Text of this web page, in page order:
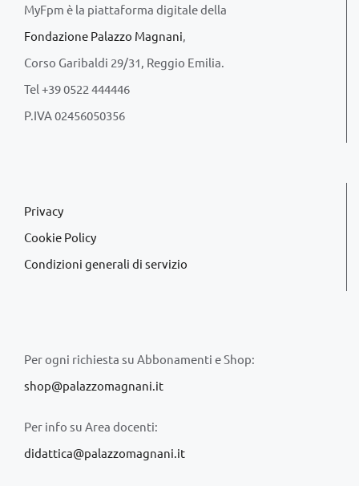
MyFpm è la piattaforma digitale della
Fondazione Palazzo Magnani
Corso Garibaldi 29/31, Reggio Emilia.
Tel +39 0522 444446
P.IVA 02456050356
Privacy
Cookie Policy
Condizioni generali di servizio
Per ogni richiesta su Abbonamenti e Shop:
shop@palazzomagnani.it
Per info su Area docenti:
didattica@palazzomagnani.it